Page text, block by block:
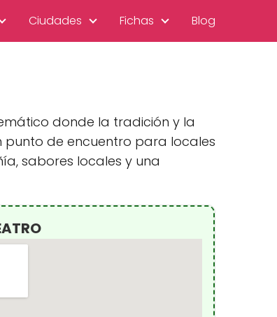
Ciudades Fichas Blog
donde la tradición y la
punto de encuentro para locales
sabores locales y una